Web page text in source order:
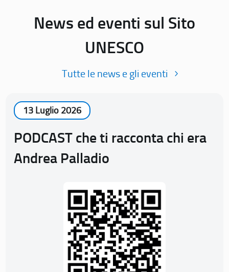
News ed eventi sul Sito
UNESCO
Tutte le news e gli eventi
13 Luglio 2026
PODCAST che ti racconta chi era
Andrea Palladio